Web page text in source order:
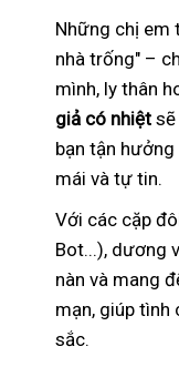
Những chị em
nhà trống" –
mình, ly thân
giả có nhiệt sẽ
bạn tận
mái và tự tin.
Với các cặp
Bot...), dương
nàn và mang
mạn, giúp tình
sắc.